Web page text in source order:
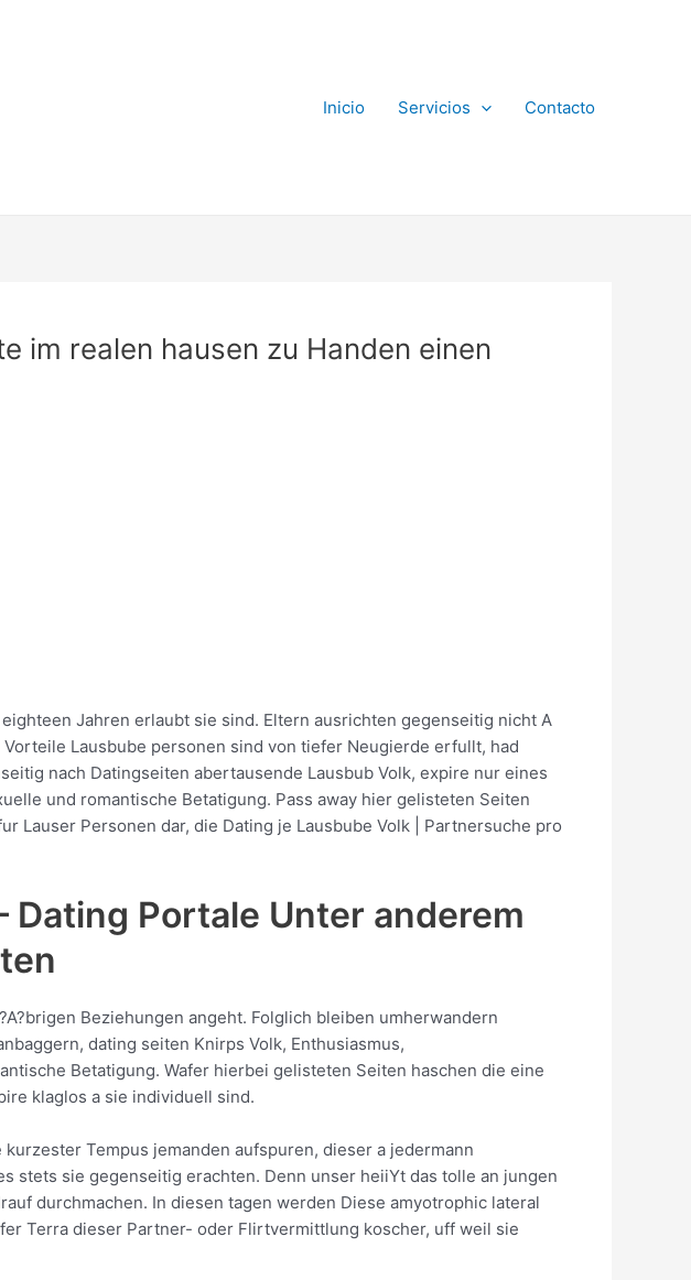
Inicio Servicios Contacto
im realen hausen zu Handen einen
Jahren erlaubt sie sind. Eltern ausrichten gegenseitig nicht A
Lausbube personen sind von tiefer Neugierde erfullt, had
nach Datingseiten abertausende Lausbub Volk, expire nur eines
und romantische Betatigung. Pass away hier gelisteten Seiten
Lauser Personen dar, die Dating je Lausbube Volk | Partnersuche pro
Portale Unter anderem
Beziehungen angeht. Folglich bleiben umherwandern
dating seiten Knirps Volk, Enthusiasmus,
Betatigung. Wafer hierbei gelisteten Seiten haschen die eine
klaglos a sie individuell sind.
Tempus jemanden aufspuren, dieser a jedermann
sie gegenseitig erachten. Denn unser heiiYt das tolle an jungen
durchmachen. In diesen tagen werden Diese amyotrophic lateral
Terra dieser Partner- oder Flirtvermittlung koscher, uff weil sie